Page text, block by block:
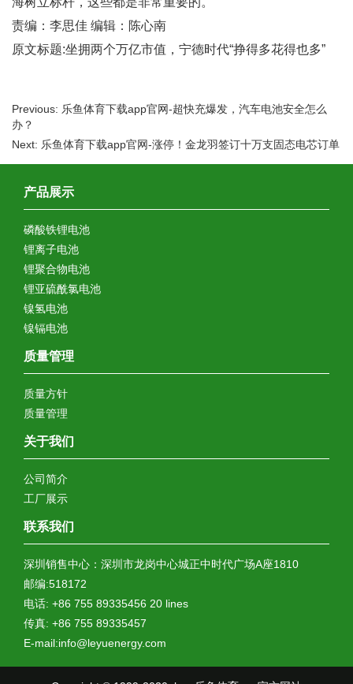
责编：李思佳 编辑：陈心南
原文标题:坐拥两个万亿市值，宁德时代“挣得多花得也多”
Previous: 乐鱼体育下载app官网-超快充爆发，汽车电池安全怎么
办？
Next: 乐鱼体育下载app官网-涨停！金龙羽签订十万支固态电芯订单
产品展示
磷酸铁锂电池
锂离子电池
锂聚合物电池
锂亚硫酰氯电池
镍氢电池
镍镉电池
质量管理
质量方针
质量管理
关于我们
公司简介
工厂展示
联系我们
深圳销售中心：深圳市龙岗中心城正中时代广场A座1810
邮编:518172
电话: +86 755 89335456 20 lines
传真: +86 755 89335457
E-mail:info@leyuenergy.com